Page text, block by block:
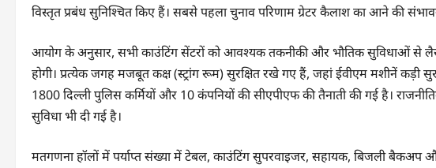
विस्तृत प्रबंध सुनिश्चित किए हैं। सबसे पहला चुनाव परिणाम ग्रेटर कैलाश का आने की
आयोग के अनुसार, सभी काउंटिंग सेंटरों को आवश्यक तकनीकी और भौतिक सुविधाओं से लैस
होगी। प्रत्येक जगह मजबूत कक्ष (स्ट्रांग रूम) सुरक्षित रखे गए हैं, जहां ईवीएम मशीनें कड़ी
1800 दिल्ली पुलिस कर्मियों और 10 कंपनियों की सीएपीएफ की तैनाती की गई है।
सुविधा भी दी गई है।
मतगणना हॉलों में पर्याप्त संख्या में टेबल, काउंटिंग सुपरवाइजर, सहायक, बिजली बैकअप